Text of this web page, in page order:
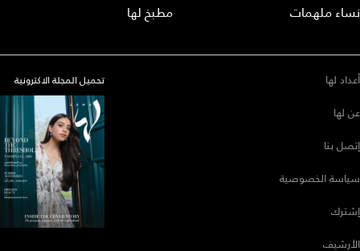
نساء ملهمات
مطبخ لها
أعداد لها
عن لها
إتصل بنا
سياسة الخصوصية
إشترك
الأرشيف
تحميل المجلة الاكترونية